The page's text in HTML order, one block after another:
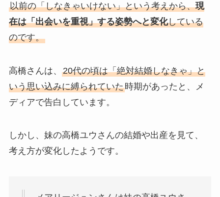
以前の「しなきゃいけない」という考えから、現
在は「出会いを重視」する姿勢へと変化している
のです。
高橋さんは、 20代の頃は「絶対結婚しなきゃ」と
いう思い込みに縛られていた時期があったと、メ
ディアで告白しています。
しかし、妹の高橋ユウさんの結婚や出産を見て、
考え方が変化したようです。